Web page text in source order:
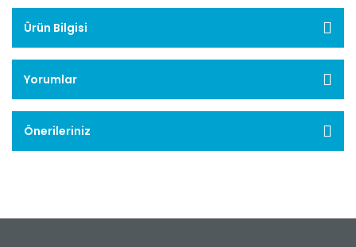
Ürün Bilgisi
Yorumlar
Önerileriniz